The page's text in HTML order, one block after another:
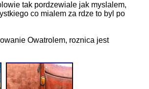
tak pordzewiale jak myslalem,
co mialem za rdze to byl po
Owatrolem, roznica jest